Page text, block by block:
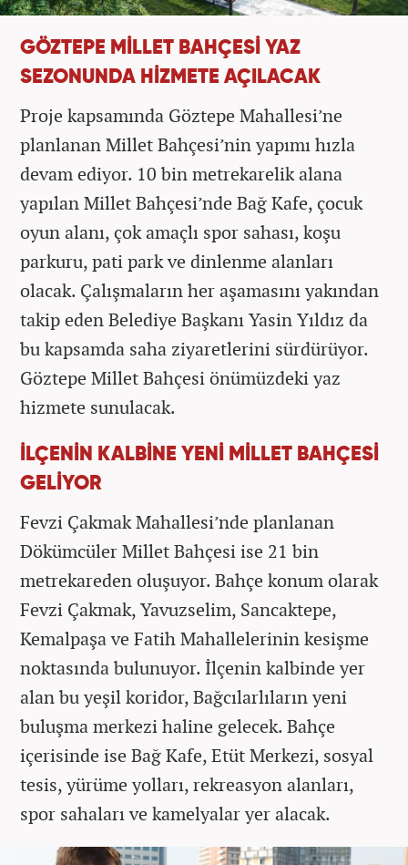
GÖZTEPE MİLLET BAHÇESİ YAZ
SEZONUNDA HİZMETE AÇILACAK
Proje kapsamında Göztepe Mahallesi’ne
planlanan Millet Bahçesi’nin yapımı hızla
devam ediyor. 10 bin metrekarelik alana
yapılan Millet Bahçesi’nde Bağ Kafe, çocuk
oyun alanı, çok amaçlı spor sahası, koşu
parkuru, pati park ve dinlenme alanları
olacak. Çalışmaların her aşamasını yakından
takip eden Belediye Başkanı Yasin Yıldız da
bu kapsamda saha ziyaretlerini sürdürüyor.
Göztepe Millet Bahçesi önümüzdeki yaz
hizmete sunulacak.
İLÇENİN KALBİNE YENİ MİLLET BAHÇESİ
GELİYOR
Fevzi Çakmak Mahallesi’nde planlanan
Dökümcüler Millet Bahçesi ise 21 bin
metrekareden oluşuyor. Bahçe konum olarak
Fevzi Çakmak, Yavuzselim, Sancaktepe,
Kemalpaşa ve Fatih Mahallelerinin kesişme
noktasında bulunuyor. İlçenin kalbinde yer
alan bu yeşil koridor, Bağcılarlıların yeni
buluşma merkezi haline gelecek. Bahçe
içerisinde ise Bağ Kafe, Etüt Merkezi, sosyal
tesis, yürüme yolları, rekreasyon alanları,
spor sahaları ve kamelyalar yer alacak.